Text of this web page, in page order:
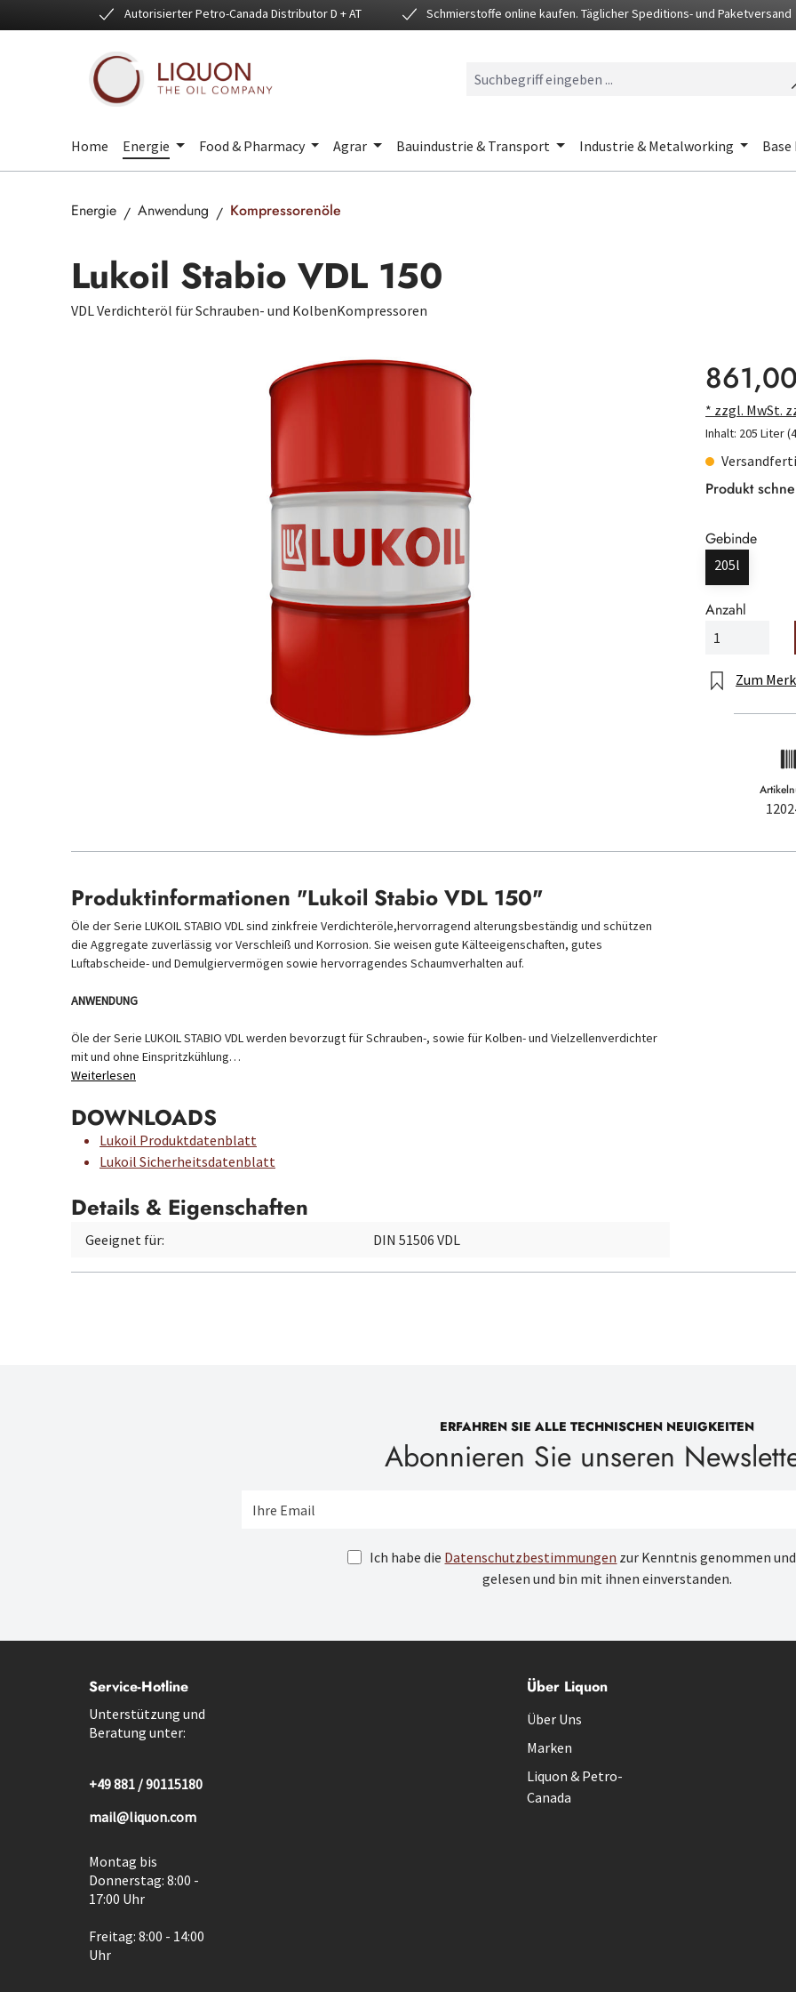
Hauptinhalt springen
Zur Suche springen
Zur Hauptnavigation springenAutorisierter Petro-Canada Distributor D + AT Schmierstoffe online kaufen. Täglicher Speditions- und Paketversand
Home Energie Food & Pharmacy Agrar Bauindustrie & Transport Industrie & Metalworking
Energie Anwendung Kompressorenöle
Lukoil Stabio VDL 150
VDL Verdichteröl für Schrauben- und KolbenKompressoren
Regulärer Preis:
* zzgl. MwSt.
Inhalt: 205 Liter
Produkt
Gebinde
205l
Anzahl
Zum
Produktinformationen "Lukoil Stabio VDL 150"
Öle der Serie LUKOIL STABIO VDL sind zinkfreie Verdichteröle,hervorragend alterungsbeständig und schützen
die Aggregate zuverlässig vor Verschleiß und Korrosion. Sie weisen gute Kälteeigenschaften, gutes
Luftabscheide- und Demulgiervermögen sowie hervorragendes Schaumverhalten auf.
ANWENDUNG
Öle der Serie LUKOIL STABIO VDL werden bevorzugt für Schrauben-, sowie für Kolben- und Vielzellenverdichter
mit und ohne Einspritzkühlung…
Weiterlesen
DOWNLOADS
Lukoil Produktdatenblatt
Lukoil Sicherheitsdatenblatt
Details & Eigenschaften
Geeignet für: DIN 51506 VDL
ERFAHREN SIE ALLE TECHNISCHEN NEUIGKEITEN
Abonnieren Sie unseren
Ich habe die Datenschutzbestimmungen zur Kenntnis genommen
gelesen und bin mit ihnen einverstanden.
Service-Hotline
Unterstützung und
Beratung unter:
+49 881 / 90115180
mail@liquon.com
Montag bis
Donnerstag: 8:00 -
17:00 Uhr
Freitag: 8:00 - 14:00
Uhr
Über Liquon
Über Uns
Marken
Liquon & Petro-
Canada